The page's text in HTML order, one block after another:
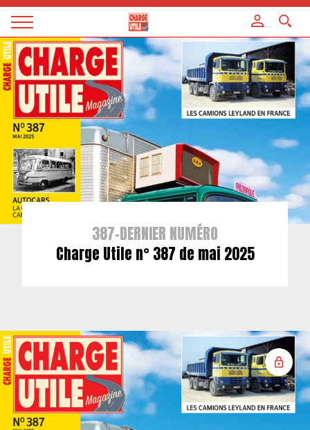
Magazine
Charge
utile
387-DERNIER NUMÉRO
Charge Utile n° 387 de mai 2025
Panneau de gestion des cookies